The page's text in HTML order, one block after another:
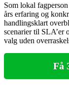
Som lokal
års erfaring og
handlingsklart
scenarier til SLA’er
valg uden
Få